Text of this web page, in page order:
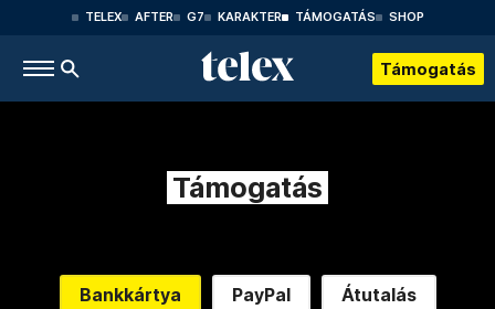
TELEX AFTER G7 KARAKTER TÁMOGATÁS SHOP
Támogatás
Támogatás
Bankkártya PayPal Átutalás